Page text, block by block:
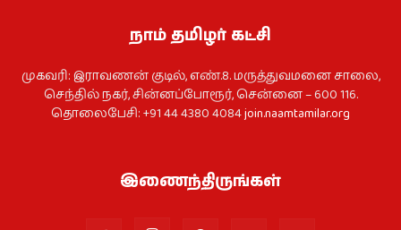
நாம் தமிழர் கட்சி
முகவரி: இராவணன் குடில், எண்.8. மருத்துவமனை சாலை,
செந்தில் நகர், சின்னப்போரூர், சென்னை – 600 116.
தொலைபேசி: +91 44 4380 4084join.naamtamilar.org
இணைந்திருங்கள்